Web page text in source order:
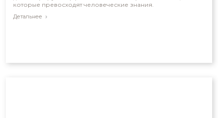
которые превосходят человеческие знания.
Детальнее